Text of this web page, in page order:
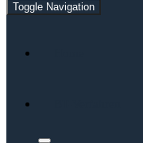
Toggle Navigation